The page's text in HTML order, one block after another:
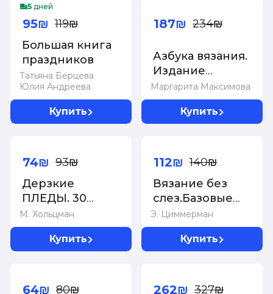
-20%
5 дней
Татьяна Берцева
Юлия Андреева
Большая книга
праздников
95₪ 119₪
Купить
Маргарита Максимова
Азбука вязания.
Издание
обновленное и
дополненное
(новое
187₪ 234₪
Купить
М. Хольцман
Дерзкие
ПЛЕДЫ. 30
инновационных
конструкций
для вязания на
74₪ 93₪
Купить
Э. Циммерман
Вязание без
слез.Базовые
техники и
понятные
схемы
112₪ 140₪
Купить
64₪ 80₪ 262₪ 327₪